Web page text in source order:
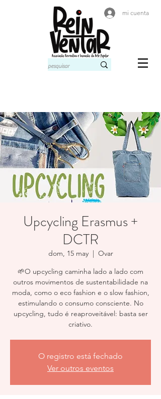
mi cuenta
Upcycling Erasmus +
DCTR
dom, 15 may
  |
Ovar
🌱O upcycling caminha lado a lado com
outros movimentos de sustentabilidade na
moda, como o eco fashion e o slow fashion,
estimulando o consumo consciente. No
upcycling, tudo é reaproveitável: basta ser
criativo.
O registro está fechado
Ver outros eventos